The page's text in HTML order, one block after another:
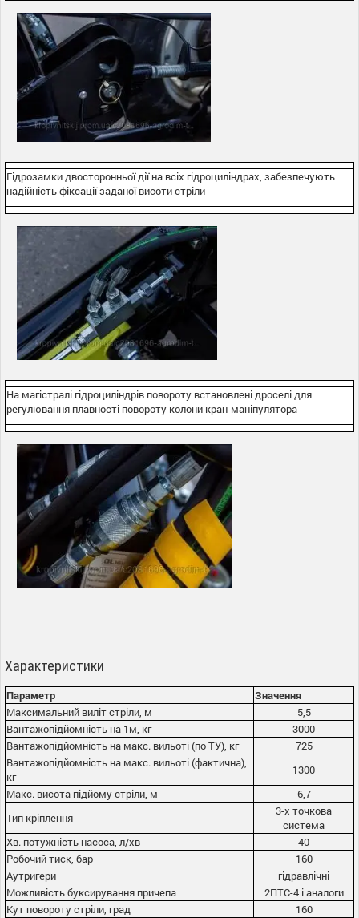
Гідрозамки двосторонньої дії на всіх гідроциліндрах, забезпечують
надійність фіксації заданої висоти стріли
На магістралі гідроциліндрів повороту встановлені дроселі для
регулювання плавності повороту колони кран-маніпулятора
Характеристики
Параметр
Значення
Максимальний виліт стріли, м
5,5
Вантажопідйомність на 1м, кг
3000
Вантажопідйомність на макс. вильоті (по ТУ), кг
725
Вантажопідйомність на макс. вильоті (фактична),
кг
1300
Макс. висота підйому стріли, м
6,7
Тип кріплення
3-х точкова
система
Хв. потужність насоса, л/хв
40
Робочий тиск, бар
160
Аутригери
гідравлічні
Можливість буксирування причепа
2ПТС-4 і аналоги
Кут повороту стріли, град
160